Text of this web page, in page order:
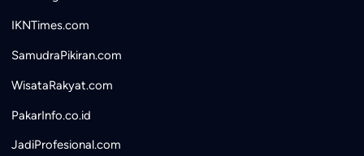
IKNTimes.com
SamudraPikiran.com
WisataRakyat.com
PakarInfo.co.id
JadiProfesional.com